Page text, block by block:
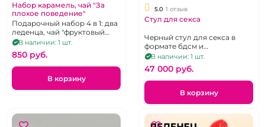
Набор карамель, чай "За
плохое поведение"
Подарочный набор 4 в 1: два
леденца, чай "фруктовый
микс", наручники
фиолетового цвета.
В наличии: 1 шт.
850 pуб.
В корзину
5.0 1 отзыв
Стул для секса
Черный стул для секса в
формате бдсм и
гинекологического кресла.
Размеры: 105 x 42 x 17 см.
В наличии: 1 шт.
47 000 pуб.
В корзину